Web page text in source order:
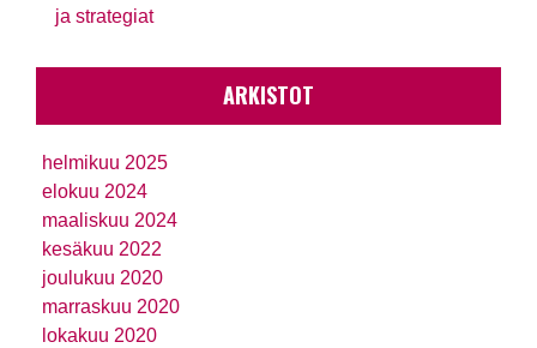
ja strategiat
ARKISTOT
helmikuu 2025
elokuu 2024
maaliskuu 2024
kesäkuu 2022
joulukuu 2020
marraskuu 2020
lokakuu 2020